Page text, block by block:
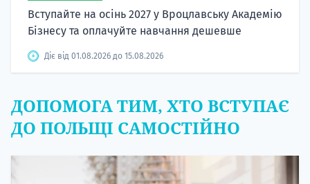
Вступайте на осінь 2027 у Вроцлавську Академію
Бізнесу та оплачуйте навчання дешевше
Діє від 01.08.2026 до 15.08.2026
ДОПОМОГА ТИМ, ХТО ВСТУПАЄ
ДО ПОЛЬЩІ САМОСТІЙНО